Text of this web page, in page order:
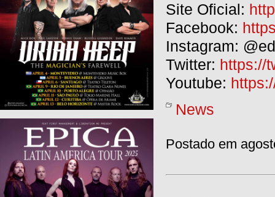
Site Oficial:
Facebook:
Instagram:
Twitter: https://
Youtube:
News
Postado em